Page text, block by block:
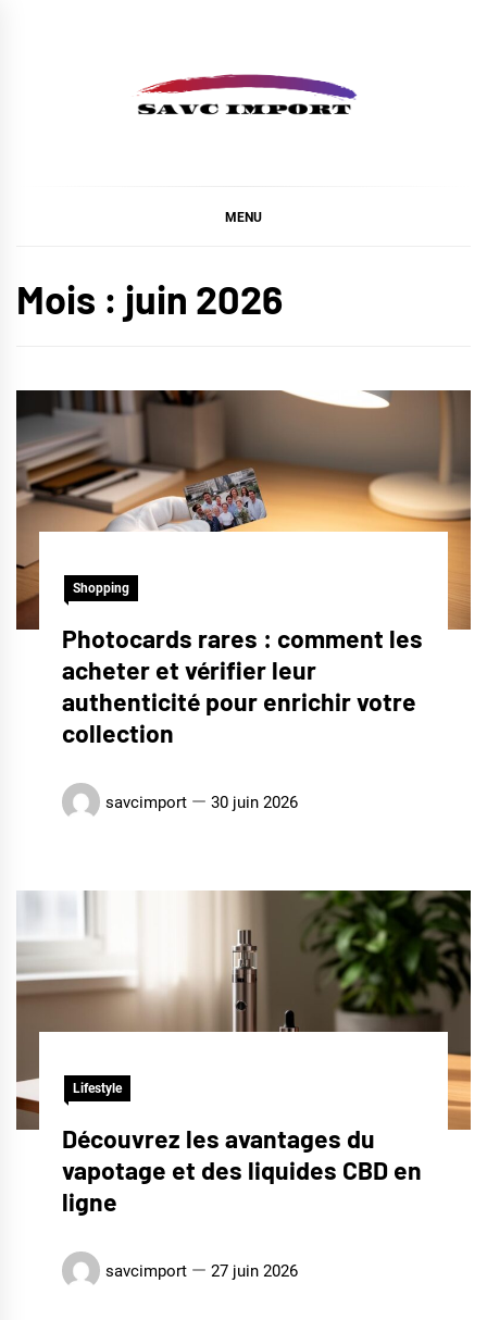
MENU
Mois : juin 2026
Shopping
Photocards rares : comment les
acheter et vérifier leur
authenticité pour enrichir votre
collection
savcimport 30 juin 2026
Lifestyle
Découvrez les avantages du
vapotage et des liquides CBD en
ligne
savcimport 27 juin 2026